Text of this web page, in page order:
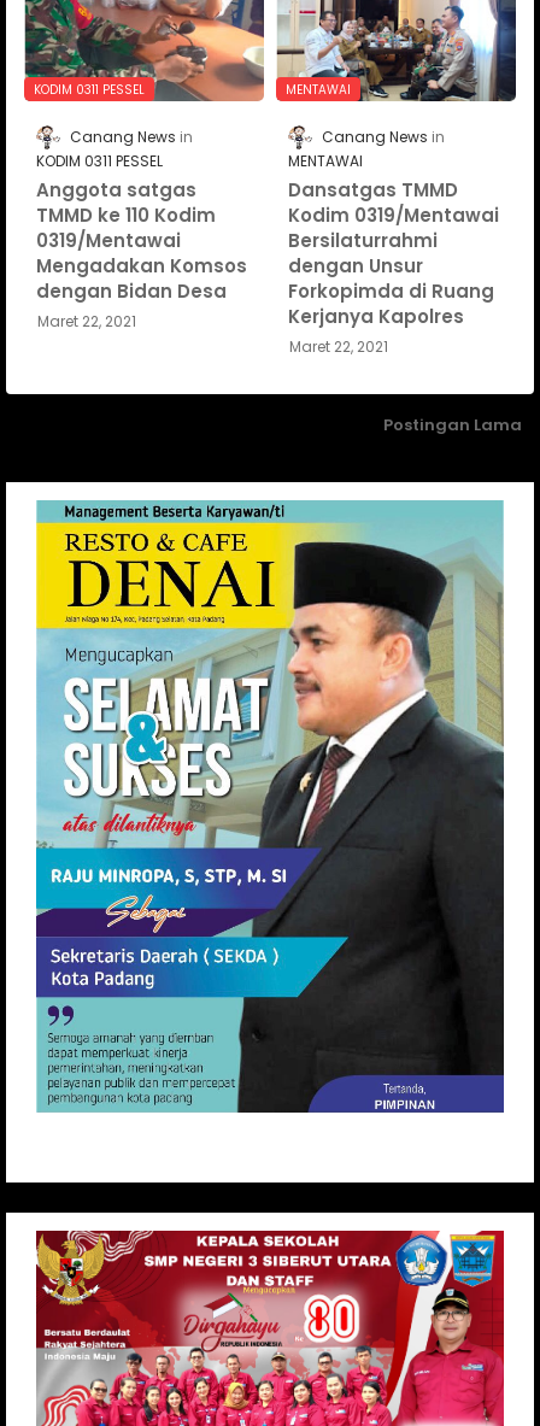
KODIM 0311 PESSEL
Canang News
KODIM 0311 PESSEL
Anggota satgas
TMMD ke 110 Kodim
0319/Mentawai
Mengadakan Komsos
dengan Bidan Desa
Maret 22, 2021
MENTAWAI
Canang News
MENTAWAI
Dansatgas TMMD
Kodim 0319/Mentawai
Bersilaturrahmi
dengan Unsur
Forkopimda di Ruang
Kerjanya Kapolres
Maret 22, 2021
Postingan Lama